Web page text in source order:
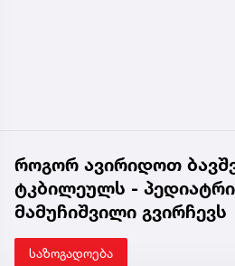
როგორ ავირიდოთ
ტკბილეულს - პედიატრი
მამუჩიშვილი გვირჩევს
საზოგადოება